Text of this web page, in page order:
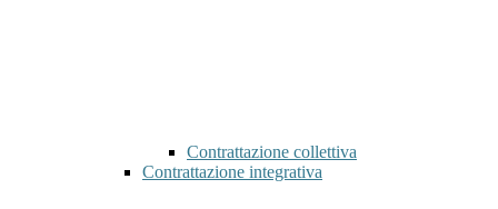
Contrattazione collettiva
Contrattazione integrativa